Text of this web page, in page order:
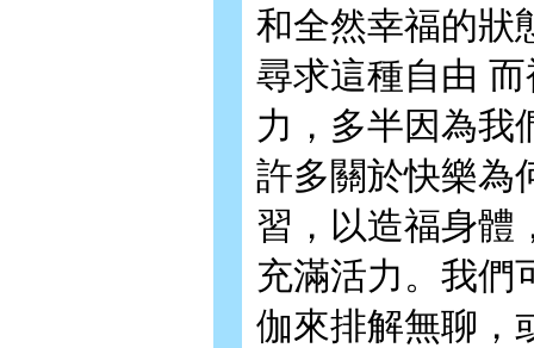
和全然幸福的狀
尋求這種自由
力，多半因為我
許多關於快樂為
習，以造福身體
充滿活力。我們
伽來排解無聊，